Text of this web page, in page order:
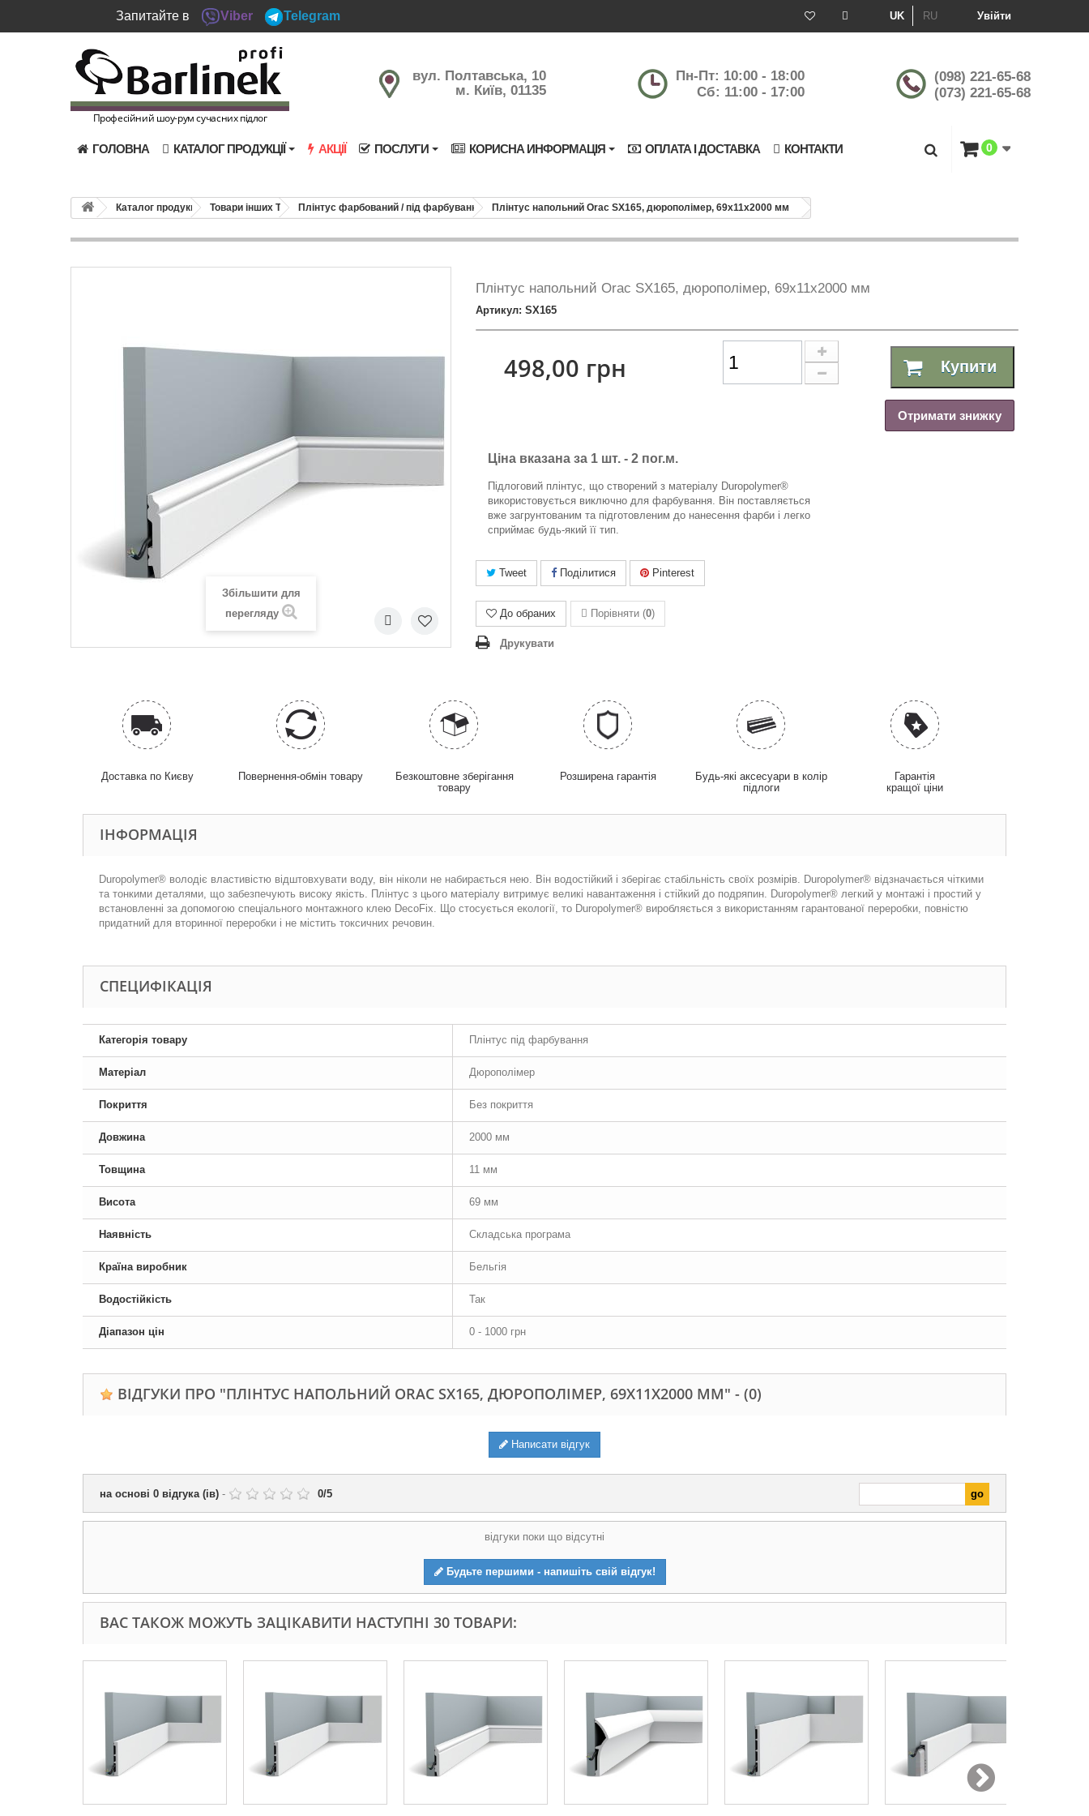
Запитайте в Viber Telegram Увійти
UK RU
Професійний шоу-рум сучасних підлог
вул. Полтавська, 10
м. Київ, 01135
Пн-Пт: 10:00 - 18:00
Сб: 11:00 - 17:00
(098) 221-65-68
(073) 221-65-68
ГОЛОВНА КАТАЛОГ ПРОДУКЦІЇ АКЦІЇ ПОСЛУГИ КОРИСНА ИНФОРМАЦІЯ ОПЛАТА І ДОСТАВКА КОНТАКТИ 0
Каталог продукції Товари інших ТМ Плінтус фарбований / під фарбування Плінтус напольний Orac SX165, дюрополімер, 69х11х2000 мм
Збільшити для
перегляду
Плінтус напольний Orac SX165, дюрополімер, 69х11х2000 мм
Артикул: SX165
498,00 грн Купити
Отримати знижку
Ціна вказана за 1 шт. - 2 пог.м.
Підлоговий плінтус, що створений з матеріалу Duropolymer®
використовується виключно для фарбування. Він поставляється
вже загрунтованим та підготовленим до нанесення фарби і легко
сприймає будь-який її тип.
Tweet Поділитися Pinterest
До обраних Порівняти (0)
Друкувати
Доставка по Києву Повернення-обмін товару
Безкоштовне зберігання
товару
Розширена гарантія
Будь-які аксесуари в колір
підлоги
Гарантія
кращої ціни
ІНФОРМАЦІЯ
Duropolymer® володіє властивістю відштовхувати воду, він ніколи не набирається нею. Він водостійкий і зберігає стабільність своїх розмірів. Duropolymer® відзначається чіткими
та тонкими деталями, що забезпечують високу якість. Плінтус з цього матеріалу витримує великі навантаження і стійкий до подряпин. Duropolymer® легкий у монтажі і простий у
встановленні за допомогою спеціального монтажного клею DecoFix. Що стосується екології, то Duropolymer® виробляється з використанням гарантованої переробки, повністю
придатний для вторинної переробки і не містить токсичних речовин.
СПЕЦИФІКАЦІЯ
Категорія товару Плінтус під фарбування
Матеріал Дюрополімер
Покриття Без покриття
Довжина 2000 мм
Товщина 11 мм
Висота 69 мм
Наявність Складська програма
Країна виробник Бельгія
Водостійкість Так
Діапазон цін 0 - 1000 грн
ВІДГУКИ ПРО "ПЛІНТУС НАПОЛЬНИЙ ORAC SX165, ДЮРОПОЛІМЕР, 69Х11Х2000 ММ" - (0)
Написати відгук
на основі 0 відгука (ів) - 0/5
відгуки поки що відсутні
Будьте першими - напишіть свій відгук!
ВАС ТАКОЖ МОЖУТЬ ЗАЦІКАВИТИ НАСТУПНІ 30 ТОВАРИ: